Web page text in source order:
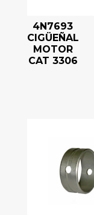
4N7693
CIGÜEÑAL
MOTOR
CAT 3306